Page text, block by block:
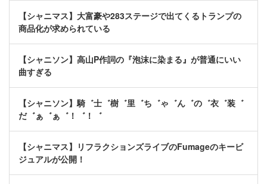
【シャニマス】大富豪や283ステージで出てくるトランプの
商品化が求められている
【シャニソン】高山P作詞の『泡沫に染まる』が普通にいい
曲すぎる
【シャニソン】騎゛士゛樹゛里゛ち゛ゃ゛ん゛の゛衣゛装゛
だ゛ぁ゛ぁ゛！゛！゛
【シャニマス】リフラクションズライブのFumageのキービ
ジュアルが公開！